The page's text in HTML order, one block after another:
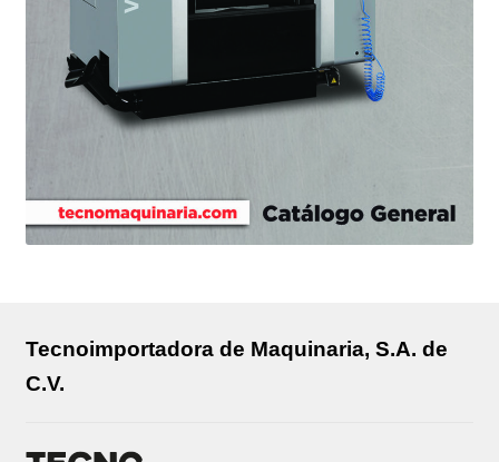
Tecnoimportadora de Maquinaria, S.A. de
C.V.